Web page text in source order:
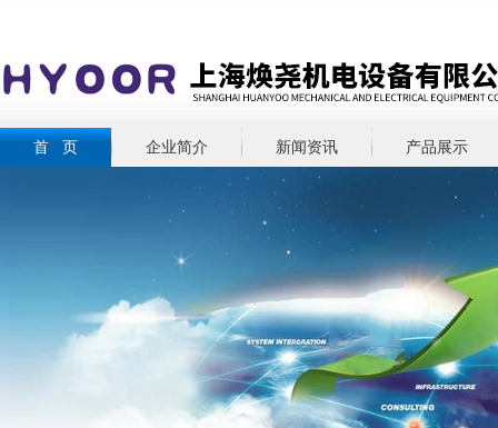
首 页 企业简介 新闻资讯 产品展示